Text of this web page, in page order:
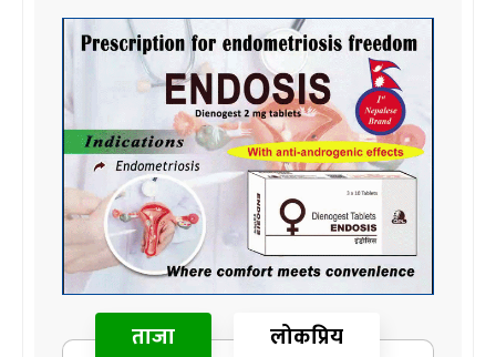
ताजा लोकप्रिय